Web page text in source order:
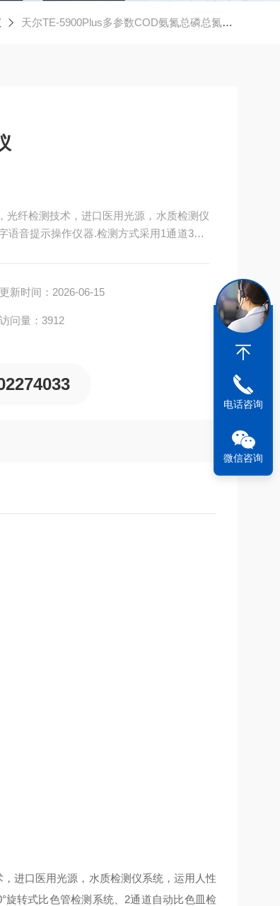
天尔TE-5900Plus多参数COD氨氮总磷总氮测定仪
光纤检测技术，进口医用光源，水质检测仪
音提示操作仪器.检测方式采用1通道360°
更新时间：2026-06-15
访问量：3912
进口医用光源，水质检测仪系统，运用人性
转式比色管检测系统、2通道自动比色皿检
电话咨询
微信咨询